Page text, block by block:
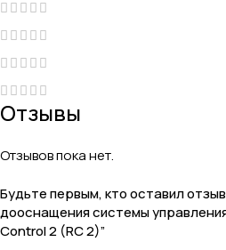
Отзывы
Отзывов пока нет.
Будьте первым, кто оставил
дооснащения системы
Control 2 (RC 2)”